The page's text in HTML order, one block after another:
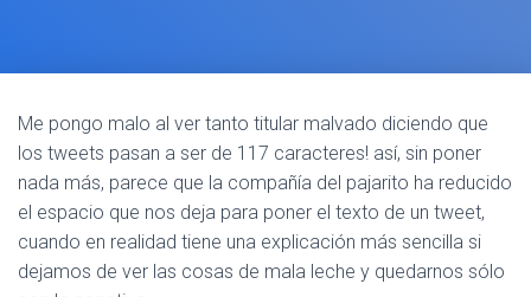
Me pongo malo al ver tanto titular malvado diciendo que
los tweets pasan a ser de 117 caracteres! así, sin poner
nada más, parece que la compañía del pajarito ha reducido
el espacio que nos deja para poner el texto de un tweet,
cuando en realidad tiene una explicación más sencilla si
dejamos de ver las cosas de mala leche y quedarnos sólo